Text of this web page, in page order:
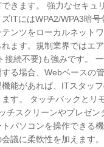
きます。 強力なセキュ
ITにはWPA2/WPA3暗号
ンツをローカルネット
ます。規制業界ではエ
接続不要)も強みです。
る場合、Webベースの
能があれば、ITスタッ
す。 タッチバックとリ
チスクリーンやプレゼン
パソコンを操作できる
会議に柔軟性を加えます